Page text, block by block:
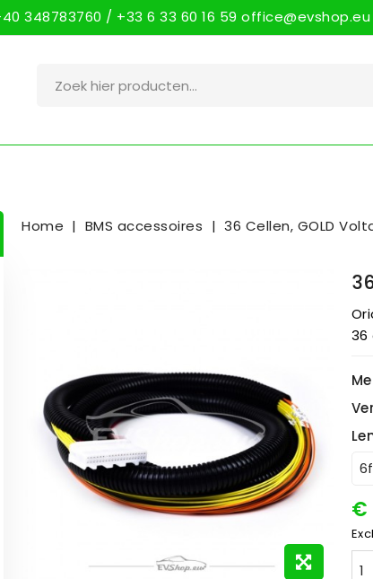
348783760 / +33 6 33 60 16 59 office@evshop.eu
Home BMS accessoires 36 Cellen, GOLD
36
€